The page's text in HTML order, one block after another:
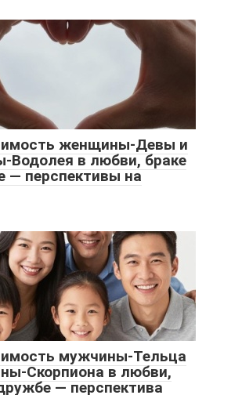
женщины-Девы и
Водолея в любви, браке
— перспективы на
мужчины-Тельца
Скорпиона в любви,
— перспектива